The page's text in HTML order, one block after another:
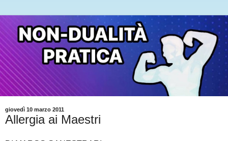
giovedì 10 marzo 2011
Allergia ai Maestri